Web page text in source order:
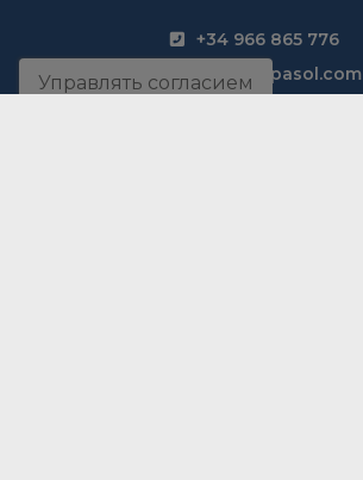
+34 966 865 776
info@europasol.com
Управлять согласием